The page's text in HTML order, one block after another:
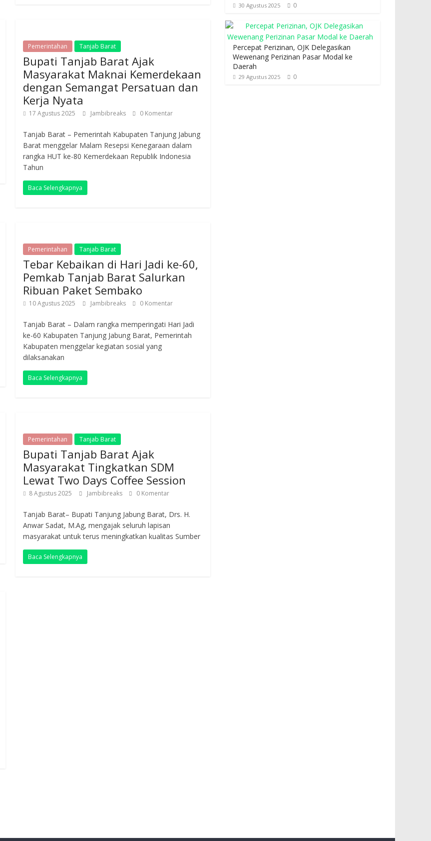
Pemerintahan Tanjab Barat
Bupati Tanjab Barat Ajak
Masyarakat Maknai Kemerdekaan
dengan Semangat Persatuan dan
Kerja Nyata
17 Agustus 2025 Jambibreaks 0 Komentar
Tanjab Barat – Pemerintah Kabupaten Tanjung Jabung
Barat menggelar Malam Resepsi Kenegaraan dalam
rangka HUT ke-80 Kemerdekaan Republik Indonesia
Tahun
Baca Selengkapnya
Pemerintahan Tanjab Barat
Tebar Kebaikan di Hari Jadi ke-60,
Pemkab Tanjab Barat Salurkan
Ribuan Paket Sembako
10 Agustus 2025 Jambibreaks 0 Komentar
Tanjab Barat – Dalam rangka memperingati Hari Jadi
ke-60 Kabupaten Tanjung Jabung Barat, Pemerintah
Kabupaten menggelar kegiatan sosial yang
dilaksanakan
Baca Selengkapnya
Pemerintahan Tanjab Barat
Bupati Tanjab Barat Ajak
Masyarakat Tingkatkan SDM
Lewat Two Days Coffee Session
8 Agustus 2025 Jambibreaks 0 Komentar
Tanjab Barat– Bupati Tanjung Jabung Barat, Drs. H.
Anwar Sadat, M.Ag, mengajak seluruh lapisan
masyarakat untuk terus meningkatkan kualitas Sumber
Baca Selengkapnya
30 Agustus 2025 0
Percepat Perizinan, OJK Delegasikan
Wewenang Perizinan Pasar Modal ke
Daerah
29 Agustus 2025 0